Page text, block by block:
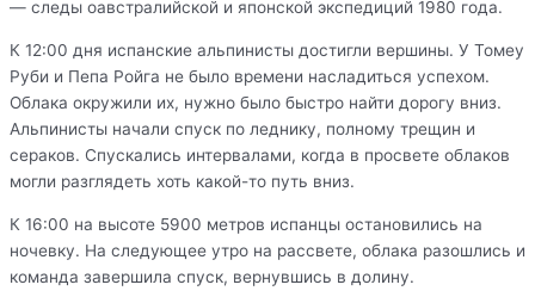
— следы оавстралийской и японской экспедиций 1980 года.
К 12:00 дня испанские альпинисты достигли вершины. У Томеу
Руби и Пепа Ройга не было времени насладиться успехом.
Облака окружили их, нужно было быстро найти дорогу вниз.
Альпинисты начали спуск по леднику, полному трещин и
сераков. Спускались интервалами, когда в просвете облаков
могли разглядеть хоть какой-то путь вниз.
К 16:00 на высоте 5900 метров испанцы остановились на
ночевку. На следующее утро на рассвете, облака разошлись и
команда завершила спуск, вернувшись в долину.